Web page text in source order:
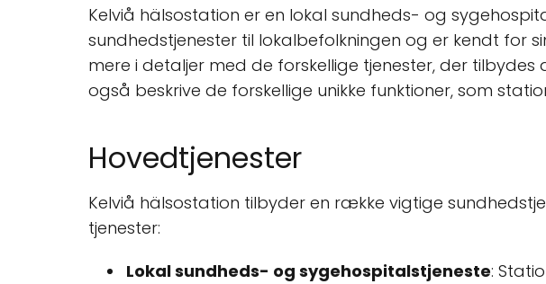
Kelviå hälsostation er en lokal sundheds- og
sundhedstjenester til lokalbefolkningen og er kendt for
mere i detaljer med de forskellige tjenester, der
også beskrive de forskellige unikke funktioner, som
Hovedtjenester
Kelviå hälsostation tilbyder en række vigtige
tjenester:
Lokal sundheds- og sygehospitalstjeneste: